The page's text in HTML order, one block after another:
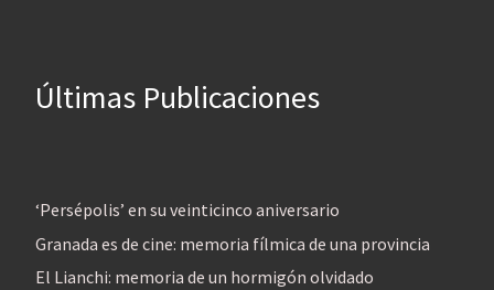
Últimas Publicaciones
‘Persépolis’ en su veinticinco aniversario
Granada es de cine: memoria fílmica de una provincia
El Lianchi: memoria de un hormigón olvidado